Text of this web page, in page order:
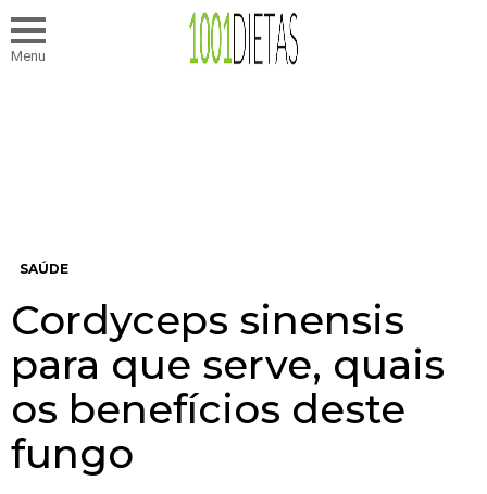
Menu
SAÚDE
Cordyceps sinensis
para que serve, quais
os benefícios deste
fungo